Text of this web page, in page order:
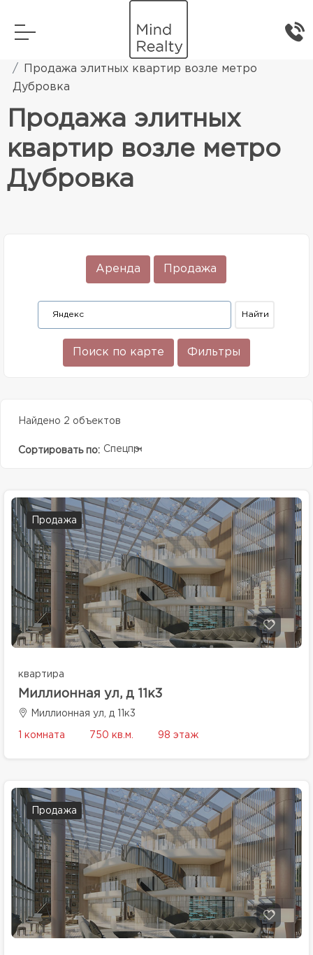
Элитная жилая недвижимость
Продажа элитных квартир возле метро
Дубровка
Продажа элитных
квартир возле метро
Дубровка
Аренда Продажа
Поиск по карте Фильтры
Найдено 2 объектов
Сортировать по: Спецпредолжение
Продажа
квартира
Миллионная ул, д 11к3
Миллионная ул, д 11к3
1 комната 750 кв.м. 98 этаж
Продажа